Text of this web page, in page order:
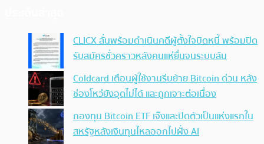
CLICX ลั่นพร้อมดำเนินคดีผู้ตั้งใจบิดหนี้ พร้อมปิด
รับสมัครชั่วคราวหลังคนแห่ยื่นจนระบบล้น
Coldcard เตือนผู้ใช้งานรีบย้าย Bitcoin ด่วน หลัง
ช่องโหว่ยังอุดไม่ได้ และถูกเจาะต่อเนื่อง
กองทุน Bitcoin ETF เจ๊งและปิดตัวเป็นแห่งแรกใน
สหรัฐหลังเงินทุนไหลออกไปฝั่ง AI